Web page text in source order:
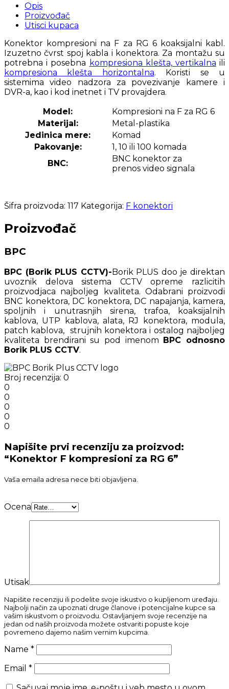
Opis
Proizvođač
Utisci kupaca
Konektor kompresioni na F za RG 6 koaksijalni kabl.
Izuzetno čvrst spoj kabla i konektora. Za montažu su
potrebna i posebna kompresiona klešta, vertikalna ili
kompresiona klešta horizontalna. Koristi se u
sistemima video nadzora za povezivanje kamere i
DVR-a, kao i kod inetnet i TV provajdera.
Model:
Kompresioni na F za RG 6
Materijal:
Metal-plastika
Jedinica mere:
Komad
Pakovanje:
1, 10 ili 100 komada
BNC:
BNC konektor za
prenos video signala
Šifra proizvoda: 117 Kategorija: F konektori
Proizvođač
BPC
BPC (Borik PLUS CCTV)- Borik PLUS doo je direktan
uvoznik delova sistema CCTV opreme razlicitih
proizvodjaca najboljeg kvaliteta. Odabrani proizvodi
BNC konektora, DC konektora, DC napajanja, kamera,
spoljnih i unutrasnjih sirena, trafoa, koaksijalnih
kablova, UTP kablova, alata, RJ konektora, modula,
patch kablova, strujnih konektora i ostalog najboljeg
kvaliteta brendirani su pod imenom
BPC odnosno
Borik PLUS CCTV.
Broj recenzija: 0
0
0
0
0
0
Napišite prvi recenziju za proizvod:
“Konektor F kompresioni za RG 6”
Vaša emaila adresa nece biti objavljena.
Ocena
Utisak
Napišite recenziju ili podelite svoje iskustvo o kupljenom uređaju.
Najbolji način za upoznati druge članove i potencijalne kupce sa
vašim iskustvom o proizvodu. Ostavljanjem svoje recenzije na
jedan od naših proizvoda možete ostvariti popuste koje
povremeno dajemo našim vernim kupcima.
Name *
Email *